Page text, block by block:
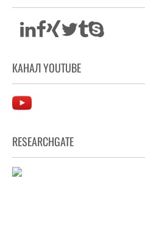
КАНАЛ YOUTUBE
RESEARCHGATE